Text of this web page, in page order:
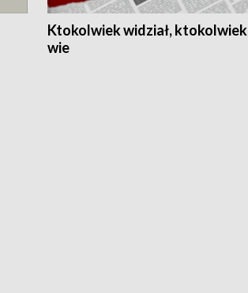
Ktokolwiek widział, ktokolwiek
wie